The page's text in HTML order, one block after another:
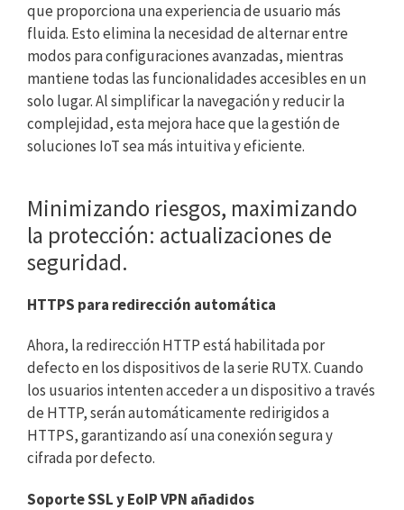
que proporciona una experiencia de usuario más
fluida. Esto elimina la necesidad de alternar entre
modos para configuraciones avanzadas, mientras
mantiene todas las funcionalidades accesibles en un
solo lugar. Al simplificar la navegación y reducir la
complejidad, esta mejora hace que la gestión de
soluciones IoT sea más intuitiva y eficiente.
Minimizando riesgos, maximizando
la protección: actualizaciones de
seguridad.
HTTPS para redirección automática
Ahora, la redirección HTTP está habilitada por
defecto en los dispositivos de la serie RUTX. Cuando
los usuarios intenten acceder a un dispositivo a través
de HTTP, serán automáticamente redirigidos a
HTTPS, garantizando así una conexión segura y
cifrada por defecto.
Soporte SSL y EoIP VPN añadidos